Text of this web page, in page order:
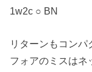
1w2c ○ BN
リターンもコン
フォアのミスはネ